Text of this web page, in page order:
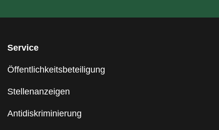
Service
Öffentlichkeitsbeteiligung
Stellenanzeigen
Antidiskriminierung